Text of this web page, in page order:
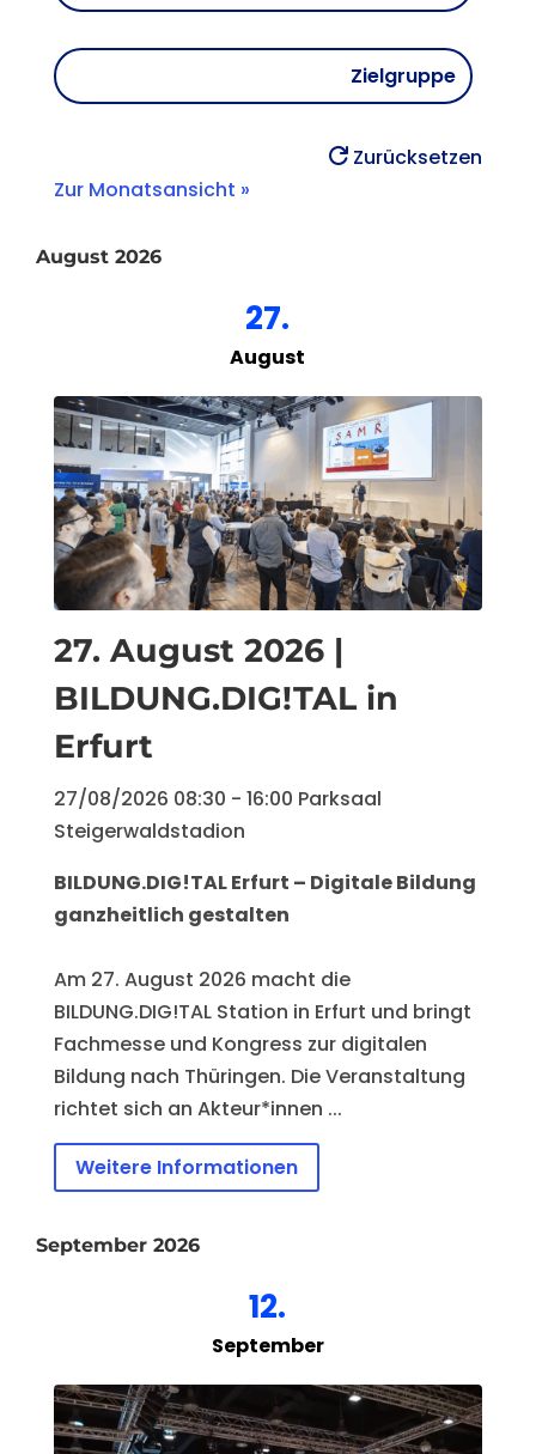
Zielgruppe
Zurücksetzen
Zur Monatsansicht »
August 2026
27.
August
27. August 2026 |
BILDUNG.DIG!TAL in
Erfurt
27/08/2026 08:30 - 16:00 Parksaal
Steigerwaldstadion
BILDUNG.DIG!TAL Erfurt – Digitale Bildung
ganzheitlich gestalten
Am 27. August 2026 macht die
BILDUNG.DIG!TAL Station in Erfurt und bringt
Fachmesse und Kongress zur digitalen
Bildung nach Thüringen. Die Veranstaltung
richtet sich an Akteur*innen ...
Weitere Informationen
September 2026
12.
September